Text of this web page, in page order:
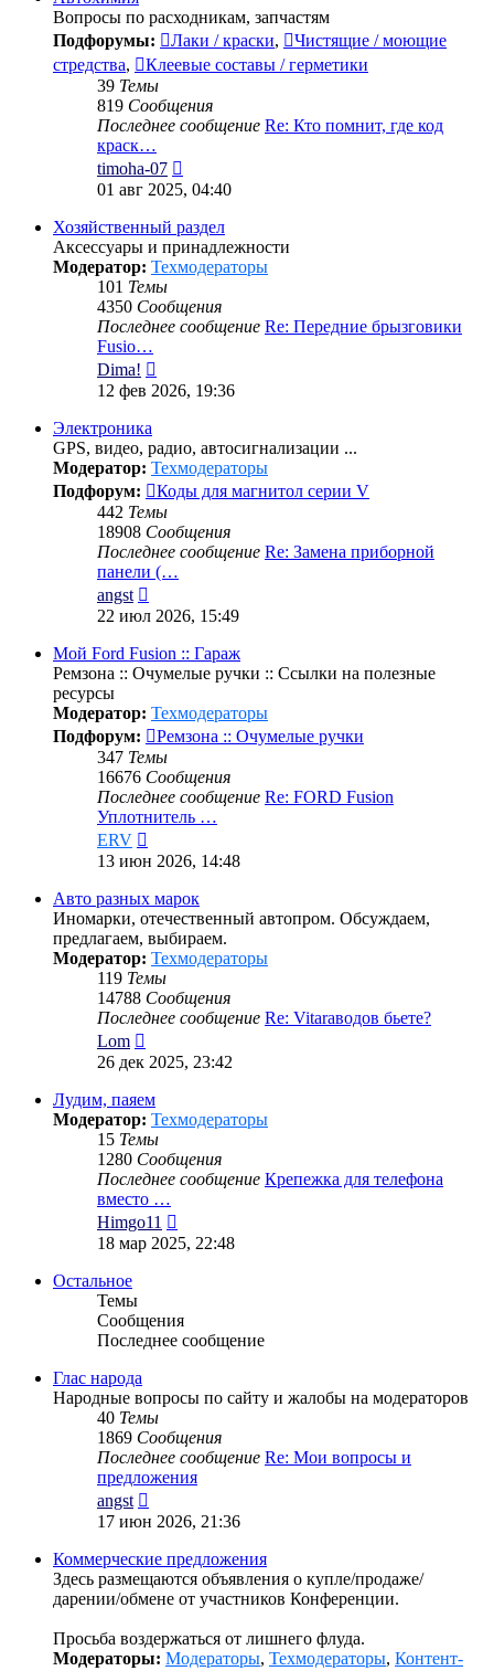
Вопросы по расходникам, запчастям
Подфорумы:
Лаки / краски,
Чистящие / моющие
стредства,
Клеевые составы / герметики
39 Темы
819 Сообщения
Последнее сообщение Re: Кто помнит, где код
краск…
timoha-07
сообщению
01 авг 2025, 04:40
Хозяйственный раздел
Аксессуары и принадлежности
Модератор: Техмодераторы
101 Темы
4350 Сообщения
Последнее сообщение Re: Передние брызговики
Fusio…
Dima!
к
12 фев 2026, 19:36
Электроника
GPS, видео, радио, автосигнализации ...
Модератор: Техмодераторы
Подфорум:
Коды для магнитол серии V
442 Темы
18908 Сообщения
Последнее сообщение Re: Замена приборной
панели (…
angst
к
сообщению
22 июл 2026, 15:49
Мой Ford Fusion :: Гараж
Ремзона :: Очумелые ручки :: Ссылки на полезные
ресурсы
Модератор: Техмодераторы
Подфорум:
Ремзона :: Очумелые ручки
347 Темы
16676 Сообщения
Последнее сообщение Re: FORD Fusion
Уплотнитель …
ERV
к
сообщению
13 июн 2026, 14:48
Авто разных марок
Иномарки, отечественный автопром. Обсуждаем,
предлагаем, выбираем.
Модератор: Техмодераторы
119 Темы
14788 Сообщения
Последнее сообщение Re: Vitaraводов бьете?
Lom
к
сообщению
26 дек 2025, 23:42
Лудим, паяем
Модератор: Техмодераторы
15 Темы
1280 Сообщения
Последнее сообщение Крепежка для телефона
вместо …
Himgo11
к
18 мар 2025, 22:48
Остальное
Темы
Сообщения
Последнее сообщение
Глас народа
Народные вопросы по сайту и жалобы на модераторов
40 Темы
1869 Сообщения
Последнее сообщение Re: Мои вопросы и
предложения
angst
к
сообщению
17 июн 2026, 21:36
Коммерческие предложения
Здесь размещаются объявления о купле/продаже/
дарении/обмене от участников Конференции.
Просьба воздержаться от лишнего флуда.
Модераторы: Модераторы, Техмодераторы, Контент-